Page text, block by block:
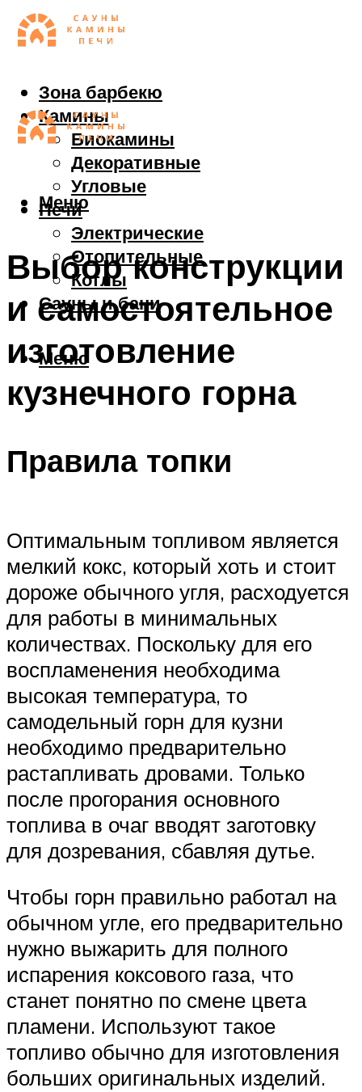
Зона барбекю
Камины
Биокамины
Декоративные
Угловые
Печи
Электрические
Отопительные
Котлы
Сауны и бани
Меню
Меню
Выбор конструкции
и самостоятельное
изготовление
кузнечного горна
Правила топки
Оптимальным топливом является
мелкий кокс, который хоть и стоит
дороже обычного угля, расходуется
для работы в минимальных
количествах. Поскольку для его
воспламенения необходима
высокая температура, то
самодельный горн для кузни
необходимо предварительно
растапливать дровами. Только
после прогорания основного
топлива в очаг вводят заготовку
для дозревания, сбавляя дутье.
Чтобы горн правильно работал на
обычном угле, его предварительно
нужно выжарить для полного
испарения коксового газа, что
станет понятно по смене цвета
пламени. Используют такое
топливо обычно для изготовления
больших оригинальных изделий.